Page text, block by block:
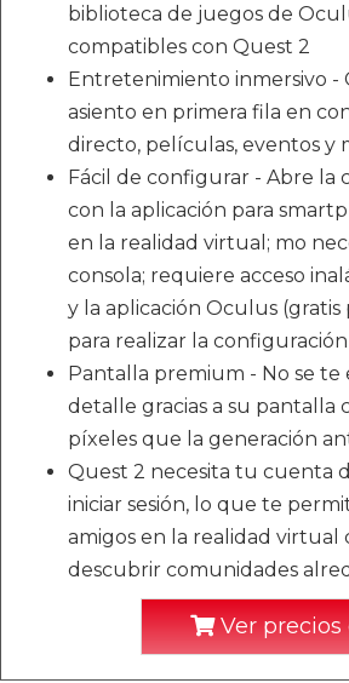
biblioteca de juegos de
compatibles con Quest 2
Entretenimiento inmersivo -
asiento en primera fila en
directo, películas, eventos y
Fácil de configurar - Abre la
con la aplicación para
en la realidad virtual; mo
consola; requiere acceso
y la aplicación Oculus (gratis
para realizar la configuración
Pantalla premium - No se te
detalle gracias a su pantalla
píxeles que la generación
Quest 2 necesita tu cuenta
iniciar sesión, lo que te
amigos en la realidad virtual
descubrir comunidades
Ver precios